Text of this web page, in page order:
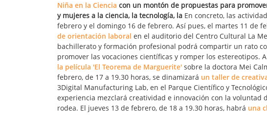
Niña en la Ciencia con un montón de propuestas para
y mujeres a la ciencia, la tecnología, la En concreto, las
febrero y el domingo 16 de febrero. Así pues, el martes 11 de
de orientación laboral en el auditorio del Centro Cultural La
bachillerato y formación profesional podrá compartir un rato
promover las vocaciones científicas y romper los estereotipos.
la película 'El Teorema de Marguerite' sobre la doctora Mei
febrero, de 17 a 19.30 horas, se dinamizará un taller de
3Digital Manufacturing Lab, en el Parque Científico y
experiencia mezclará creatividad e innovación con la voluntad
rodea. El jueves 13 de febrero, de 18 a 19.30 horas, habrá una